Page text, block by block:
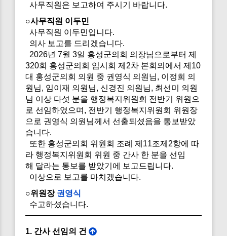
사무직원은 보고하여 주시기 바랍니다.
○사무직원 이두민
사무직원 이두민입니다.
의사 보고를 드리겠습니다.
2026년 7월 3일 홍성군의회 의장님으로부터 제
320회 홍성군의회 임시회 제2차 본회의에서 제10
대 홍성군의회 의원 중 권영식 의원님, 이정희 의
원님, 임이재 의원님, 신경진 의원님, 최선미 의원
님 이상 다섯 분을 행정복지위원회 전반기 위원으
로 선임하였으며, 전반기 행정복지위원회 위원장
으로 권영식 의원님께서 선출되셨음을 통보받았
습니다.
또한 홍성군의회 위원회 조례 제11조제2항에 따
라 행정복지위원회 위원 중 간사 한 분을 선임
해 달라는 통보를 받았기에 보고드립니다.
이상으로 보고를 마치겠습니다.
○위원장 권영식
수고하셨습니다.
1. 간사 선임의 건